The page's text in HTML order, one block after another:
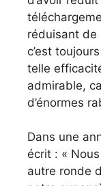
réduisant
c’est
telle
admirable,
d’énormes
Dans une
écrit : «
autre ronde